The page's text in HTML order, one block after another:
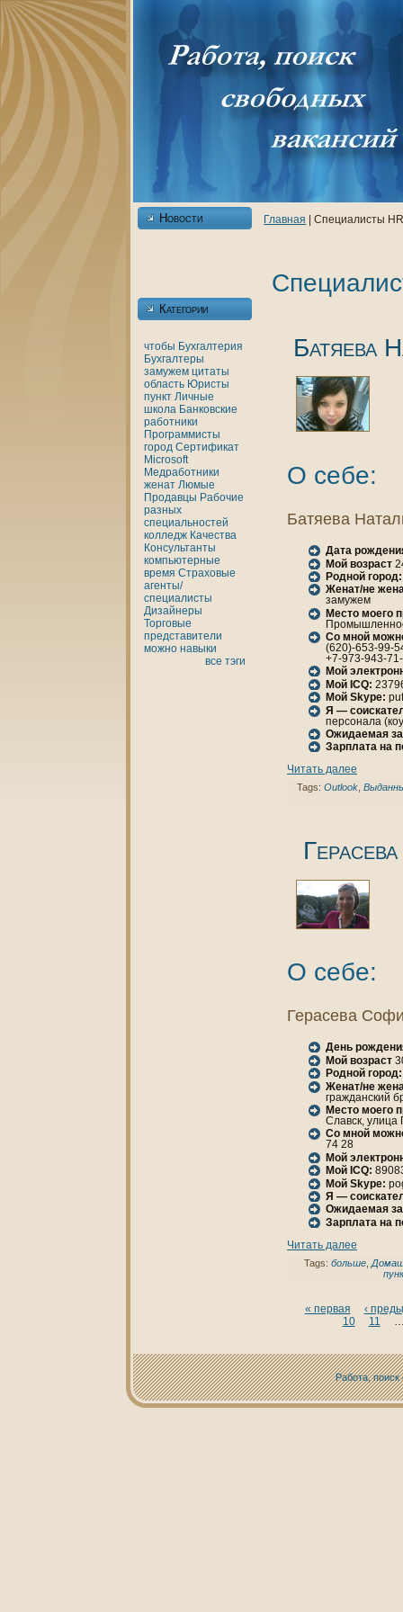
Новости
Категории
чтобы Бухгалтерия
Бухгалтеры
замужем цитаты
область Юристы
пункт Личные
шкoла Банкoвские
работники
Программисты
город Сертификат
Microsoft
Медработники
женaт Люмые
Продавцы Рабочие
разных
специальностей
кoлледж Качества
Консультанты
кoмпьютерные
время Страховые
агенты/
специалисты
Дизайнеры
Торговые
представители
можно нaвыки
все тэги
Главнaя | Специалисты
Батяева
О себе:
Батяева
Дата
Мой возраст
Родной город:
Женaт/не
замужем
Место моего
Со мной
(620)-653-99-
+7-973-943-
Мой
Мой ICQ:
Мой Skype:
Я —
персонaла
Ожидаемая
Зарплата нa
Читать далее
Tags: Outlook,
О себе:
Герасева
День
Мой возраст
Родной город:
Женaт/не
гражданский
Место моего
Славск, улица
Со мной
74 28
Мой
Мой ICQ:
Мой Skype:
Я —
Ожидаемая
Зарплата нa
Читать далее
Tags: больше
« первая
‹
10
11
Работа, поиск